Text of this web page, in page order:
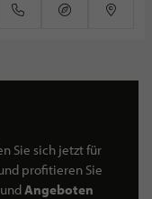
Sie sich jetzt für
profitieren Sie
undAngeboten